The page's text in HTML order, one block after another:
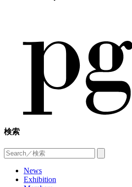
検索
News
Exhibition